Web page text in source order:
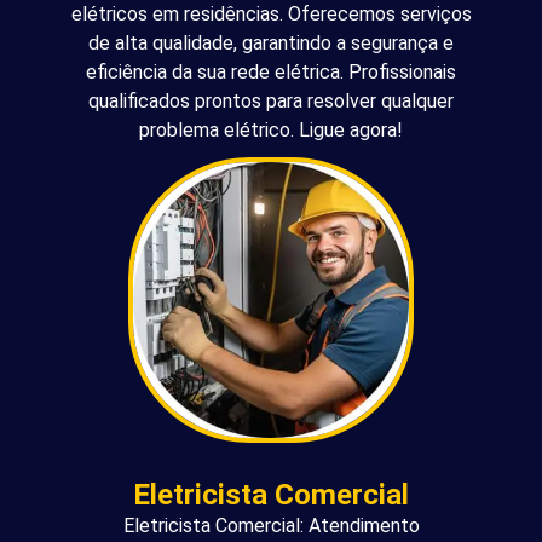
elétricos em residências. Oferecemos serviços
de alta qualidade, garantindo a segurança e
eficiência da sua rede elétrica. Profissionais
qualificados prontos para resolver qualquer
problema elétrico. Ligue agora!
Eletricista Comercial
Eletricista Comercial: Atendimento